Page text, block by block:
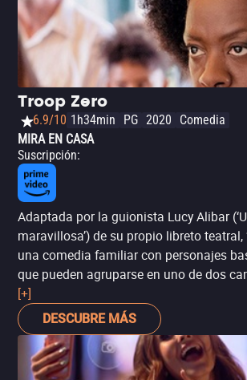
Troop Zero
6.9/10 1h34min PG 2020
Comedia
MIRA EN CASA
Suscripción:
Adaptada por la guionista Lucy Alibar
maravillosa’) de su propio libreto teatral,
una comedia familiar con personajes
que pueden agruparse en uno de dos
inadaptados o los snobs. Sin encontrar
historia resulta conmovedora y, sobre
para que las niñas aprendan a ser ellas
tapujos. Lo que sí tiene a su favor es un
sobre todo en el apartado femenino:
[+]
DESCUBRE MÁS